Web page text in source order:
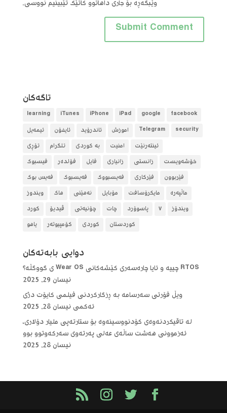
وێبگەڕە بۆ جاری داهاتوو کاتێک تێبینیم نووسی.
تاگه‌كان
facebook
google
iPad
iPhone
iTunes
learning
security
Telegram آموزش ئاندرۆید ئایفۆن
ئیمەیل
ئینتەرنێت
امنیت بە کوردی تلگرام
تۆڕی
خۆشەویست
زانستی زانیاری فایل فۆلده‌ر
فیسبوک
فێربوون
فێرکاری فەیسبووک فەیسبوک
فەیس بوک
ماڵپەرە
مایکرۆسافت مۆبایل نەهێنی هاک
ویندوز
ویندۆز
٧ پاسوۆرد چات چۆنیەتی ڤیدیۆ
کورد
کوردستان
کوردی کۆمپیوتەر یاهو
دوایی بابه‌ته‌كان
RTOS چییە و ئایا چارەسەری کێشەکانی Wear OS ی گووگڵە؟
نیسان 29, 2025
ویڵ فۆرتی سەرسامە بە ڕزگارکردنی فیلمی کایۆت دژی
ئەکمی نیسان 28, 2025
لە تاقیکردنەوەی کۆدنووسینەوە بۆ ستارتەپی ملیار دۆلاری،
ئەزموونی هەشت ساڵەی عەلی پەرتەوی سەرکەوتوو بوو
نیسان 28, 2025